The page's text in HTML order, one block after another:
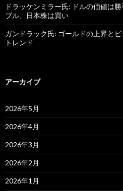
ドラッケンミラー氏: ドルの価値は
ブル、日本株は買い
ガンドラック氏: ゴールドの上昇と
トレンド
アーカイブ
2026年5月
2026年4月
2026年3月
2026年2月
2026年1月